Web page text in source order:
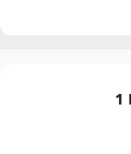
1